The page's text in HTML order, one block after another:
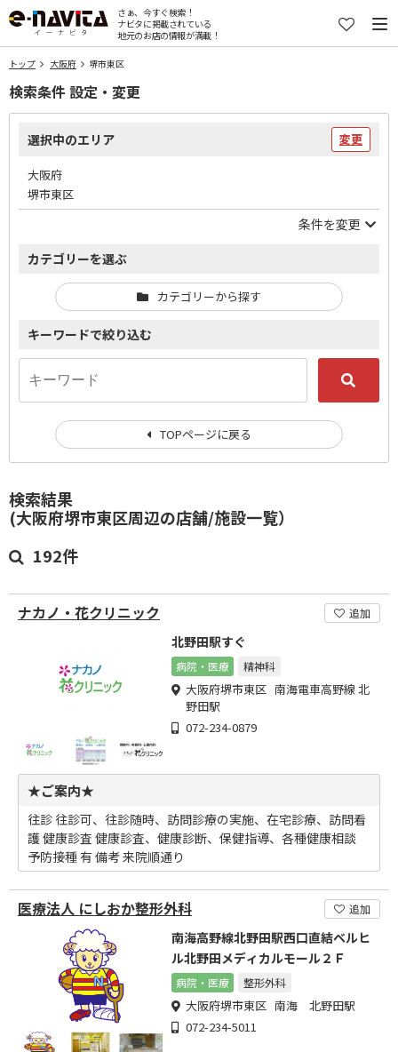
さぁ、今すぐ検索！
ナビタに掲載されている
地元のお店の情報が満載！
トップ 大阪府 堺市東区
検索結果
(大阪府堺市東区周辺の店舗/施設一覧）
192件
ナカノ・花クリニック 追加
北野田駅すぐ
病院・医療 精神科
大阪府堺市東区 南海電車高野線 北
野田駅
072-234-0879
★ご案内★
往診 往診可、往診随時、訪問診療の実施、在宅診療、訪問看
護 健康診査 健康診査、健康診断、保健指導、各種健康相談
予防接種 有 備考 来院順通り
医療法人 にしおか整形外科 追加
南海高野線北野田駅西口直結ベルヒ
ル北野田メディカルモール２Ｆ
病院・医療 整形外科
大阪府堺市東区 南海 北野田駅
072-234-5011
検索条件 設定・変更
選択中のエリア 変更
大阪府
堺市東区
条件を変更
カテゴリーを選ぶ
カテゴリーから探す
キーワードで絞り込む
TOPページに戻る